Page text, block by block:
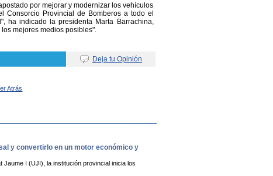
por mejorar y modernizar los vehículos
Consorcio Provincial de Bomberos a todo el
ha indicado la presidenta Marta Barrachina,
mejores medios posibles".
Deja tu Opinión
Atrás
y convertirlo en un motor económico y
I (UJI), la institución provincial inicia los